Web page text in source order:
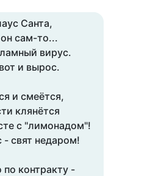
Санта,
сам-то...
вирус.
и вырос.
и смеётся,
клянётся
с "лимонадом"!
- свят недаром!
по контракту -